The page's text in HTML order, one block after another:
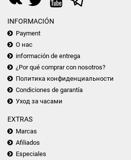
INFORMACIÓN
Payment
О нас
información de entrega
¿Por qué comprar con nosotros?
Политика конфиденциальности
Condiciones de garantía
Уход за часами
EXTRAS
Marcas
Afiliados
Especiales